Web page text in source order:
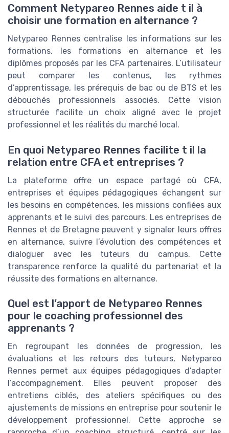
Comment Netypareo Rennes aide t il à
choisir une formation en alternance ?
Netypareo Rennes centralise les informations sur les
formations, les formations en alternance et les
diplômes proposés par les CFA partenaires. L’utilisateur
peut comparer les contenus, les rythmes
d’apprentissage, les prérequis de bac ou de BTS et les
débouchés professionnels associés. Cette vision
structurée facilite un choix aligné avec le projet
professionnel et les réalités du marché local.
En quoi Netypareo Rennes facilite t il la
relation entre CFA et entreprises ?
La plateforme offre un espace partagé où CFA,
entreprises et équipes pédagogiques échangent sur
les besoins en compétences, les missions confiées aux
apprenants et le suivi des parcours. Les entreprises de
Rennes et de Bretagne peuvent y signaler leurs offres
en alternance, suivre l’évolution des compétences et
dialoguer avec les tuteurs du campus. Cette
transparence renforce la qualité du partenariat et la
réussite des formations en alternance.
Quel est l’apport de Netypareo Rennes
pour le coaching professionnel des
apprenants ?
En regroupant les données de progression, les
évaluations et les retours des tuteurs, Netypareo
Rennes permet aux équipes pédagogiques d’adapter
l’accompagnement. Elles peuvent proposer des
entretiens ciblés, des ateliers spécifiques ou des
ajustements de missions en entreprise pour soutenir le
développement professionnel. Cette approche se